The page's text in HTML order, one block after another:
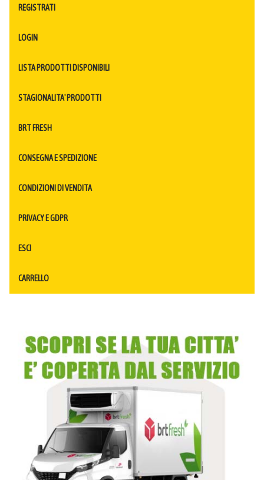
REGISTRATI
LOGIN
LISTA PRODOTTI DISPONIBILI
STAGIONALITA' PRODOTTI
BRT FRESH
CONSEGNA E SPEDIZIONE
CONDIZIONI DI VENDITA
PRIVACY E GDPR
ESCI
CARRELLO